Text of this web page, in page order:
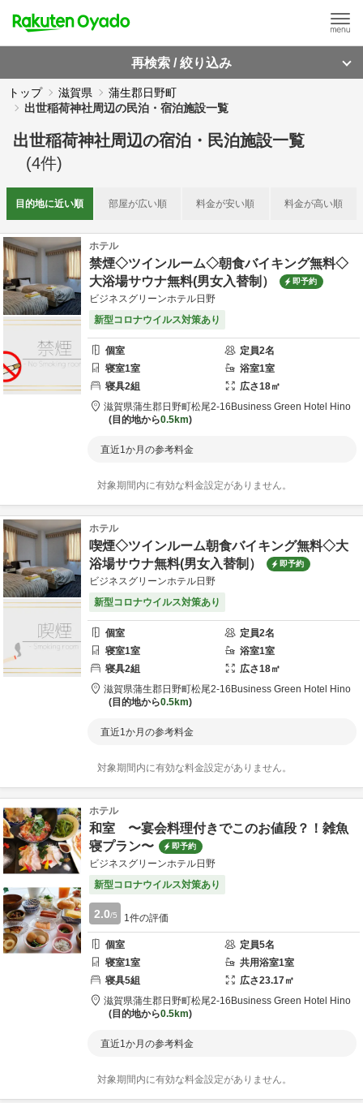
再検索 / 絞り込み
トップ 滋賀県
蒲生郡日野町
出世稲荷神社周辺の民泊・宿泊施設一覧
出世稲荷神社周辺の宿泊・民泊施設一覧
(4件)
目的地に近い順 部屋が広い順 料金が安い順 料金が高い順
ホテル
禁煙◇ツインルーム◇朝食バイキング無料◇
大浴場サウナ無料(男女入替制）
即予約
ビジネスグリーンホテル日野
新型コロナウイルス対策あり
個室 定員2名
寝室1室 浴室1室
寝具2組 広さ18㎡
滋賀県蒲生郡日野町松尾2-16 Business Green Hotel Hino
目的地から0.5km
直近1か月の参考料金
対象期間内に有効な料金設定がありません。
ホテル
喫煙◇ツインルーム朝食バイキング無料◇大
浴場サウナ無料(男女入替制）
即予約
ビジネスグリーンホテル日野
新型コロナウイルス対策あり
個室 定員2名
寝室1室 浴室1室
寝具2組 広さ18㎡
滋賀県蒲生郡日野町松尾2-16 Business Green Hotel Hino
目的地から0.5km
直近1か月の参考料金
対象期間内に有効な料金設定がありません。
ホテル
和室 〜宴会料理付きでこのお値段？！雑魚
寝プラン〜
即予約
ビジネスグリーンホテル日野
新型コロナウイルス対策あり
2.0/5 1件の評価
個室 定員5名
寝室1室 共用浴室1室
寝具5組 広さ23.17㎡
滋賀県蒲生郡日野町松尾2-16 Business Green Hotel Hino
目的地から0.5km
直近1か月の参考料金
対象期間内に有効な料金設定がありません。